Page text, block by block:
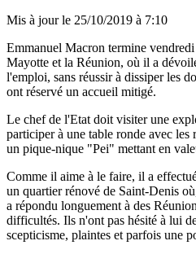
Mis à jour le 25/10/2019 à 7:10
Emmanuel Macron termine
Mayotte et la Réunion, où il a
l'emploi, sans réussir à dissiper les
ont réservé un accueil mitigé.
Le chef de l'Etat doit visiter une
participer à une table ronde avec les
un pique-nique "Pei" mettant en
Comme il aime à le faire, il a
un quartier rénové de Saint-Denis
a répondu longuement à des
difficultés. Ils n'ont pas hésité à lui
scepticisme, plaintes et parfois une